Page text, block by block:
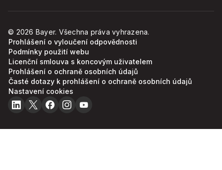
© 2026 Bayer. Všechna práva vyhrazena.
Prohlášení o vyloučení odpovědnosti
Podmínky použití webu
Licenční smlouva s koncovým uživatelem
Prohlášení o ochraně osobních údajů
Časté dotazy k prohlášení o ochraně osobních údajů
Nastavení cookies